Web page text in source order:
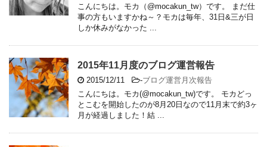
こんにちは。モカ（@mocakun_tw）です。 まだ仕
事の方もいますかね～？モカは毎年、31日&三が日
しか休みがなかった ...
2015年11月度のブログ運営報告
2015/12/11 -ブログ運営月次報告
こんにちは。モカ(@mocakun_tw)です。 モカどっ
とこむを開始したのが8月20日なので11月末で約3ヶ
月が経過しました！結 ...